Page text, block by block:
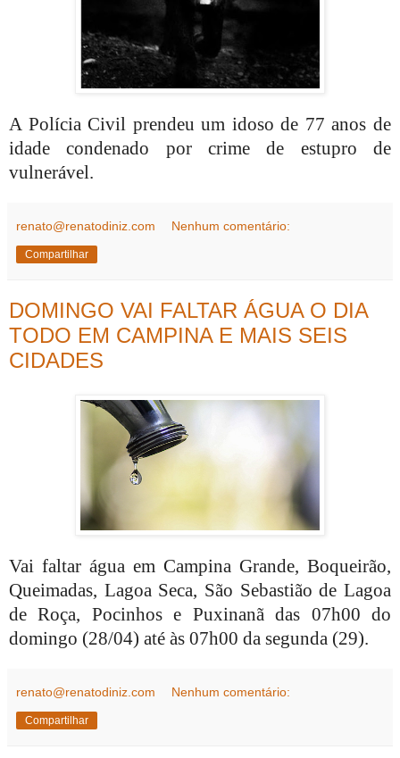
A Polícia Civil prendeu um idoso de 77 anos de
idade condenado por crime de estupro de
vulnerável.
renato@renatodiniz.com Nenhum comentário:
Compartilhar
DOMINGO VAI FALTAR ÁGUA O DIA
TODO EM CAMPINA E MAIS SEIS
CIDADES
Vai faltar água em Campina Grande, Boqueirão,
Queimadas, Lagoa Seca, São Sebastião de Lagoa
de Roça, Pocinhos e Puxinanã das 07h00 do
domingo (28/04) até às 07h00 da segunda (29).
renato@renatodiniz.com Nenhum comentário:
Compartilhar